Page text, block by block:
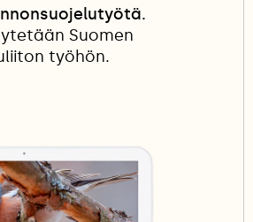
Suomen
työhön.